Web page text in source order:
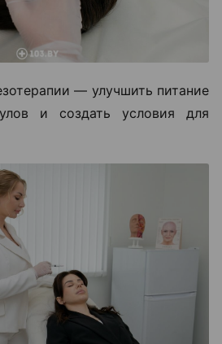
— улучшить питание
и создать условия для